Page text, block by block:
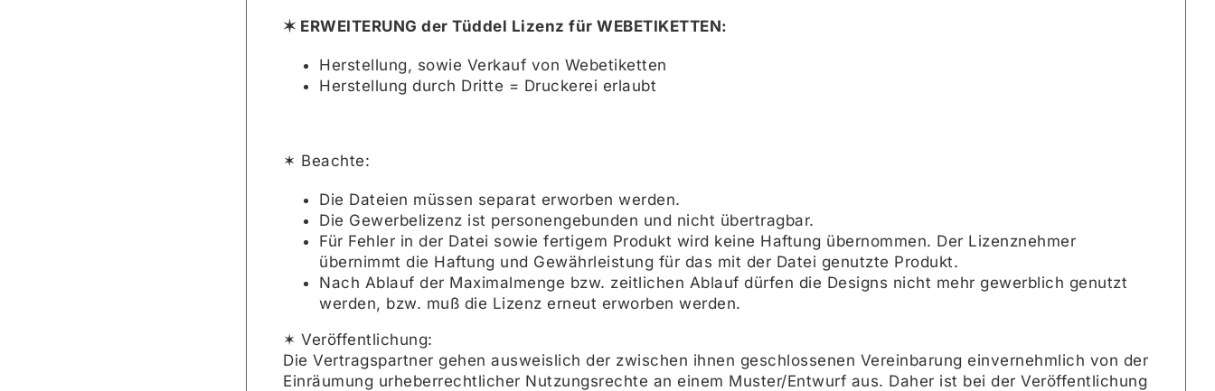
✶ ERWEITERUNG der Tüddel Lizenz für WEBETIKETTEN:
Herstellung, sowie Verkauf von Webetiketten
Herstellung durch Dritte = Druckerei erlaubt
✶ Beachte:
Die Dateien müssen separat erworben werden.
Die Gewerbelizenz ist personengebunden und nicht übertragbar.
Für Fehler in der Datei sowie fertigem Produkt wird keine Haftung übernommen. Der Lizenznehmer
übernimmt die Haftung und Gewährleistung für das mit der Datei genutzte Produkt.
Nach Ablauf der Maximalmenge bzw. zeitlichen Ablauf dürfen die Designs nicht mehr gewerblich genutzt
werden, bzw. muß die Lizenz erneut erworben werden.
✶ Veröffentlichung:
Die Vertragspartner gehen ausweislich der zwischen ihnen geschlossenen Vereinbarung einvernehmlich von der
Einräumung urheberrechtlicher Nutzungsrechte an einem Muster/Entwurf aus. Daher ist bei der Veröffentlichung